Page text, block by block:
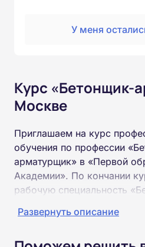
У меня
Курс «Бетонщик-
Москве
Приглашаем на курс
обучения по профессии
арматурщик» в «Первой
Академии». По кончании
рабочую специальность
Развернуть описание